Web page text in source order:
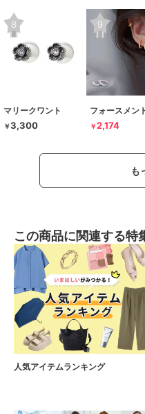
マリークワント
￥3,300
フォースメン
￥2,174
も
この商品に関連する特
人気アイテムランキング